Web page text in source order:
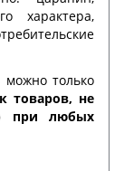
характера,
можно только
товаров, не
при любых